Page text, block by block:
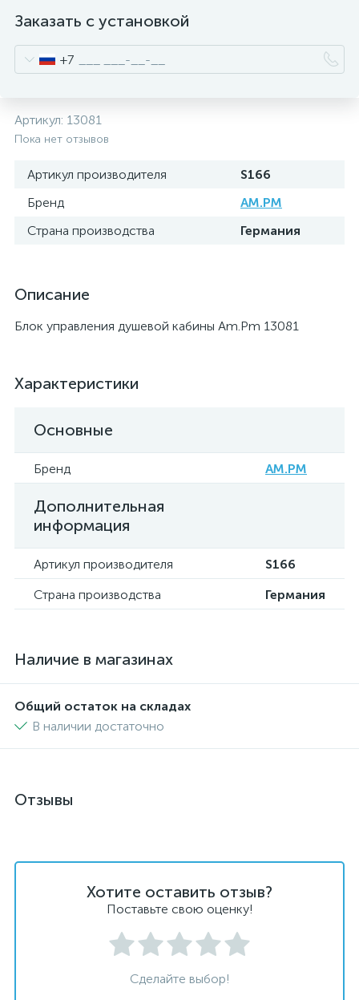
Заказать с установкой
+7
Артикул: 13081
Пока нет отзывов
Артикул производителя
S166
Бренд
AM.PM
Страна производства
Германия
Описание
Блок управления душевой кабины Am.Pm 13081
Характеристики
Основные
Бренд AM.PM
Дополнительная
информация
Артикул производителя
S166
Страна производства
Германия
Наличие в магазинах
Общий остаток на складах
В наличии достаточно
Отзывы
Хотите оставить отзыв?
Поставьте свою оценку!
Сделайте выбор!